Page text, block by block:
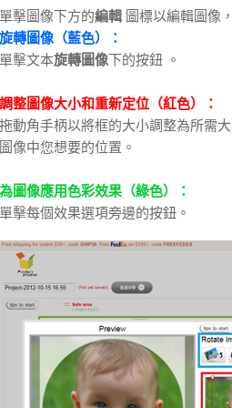
單擊圖像下方的編輯 圖標以編輯圖像
旋轉圖像（藍色）：
單擊文本旋轉圖像下的按鈕 。
調整圖像大小和重新定位（紅色）：
拖動角手柄以將框的大小調整為所需
圖像中您想要的位置。
為圖像應用色彩效果（綠色）：
單擊每個效果選項旁邊的按鈕。